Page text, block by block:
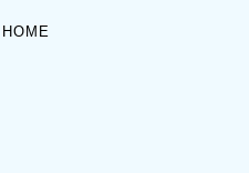
HOME